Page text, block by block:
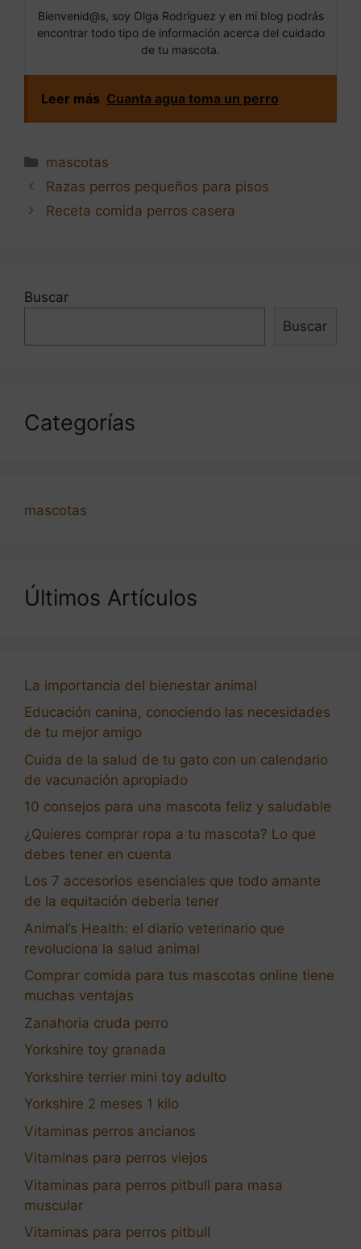
Bienvenid@s, soy Olga Rodríguez y en mi blog podrás
encontrar todo tipo de información acerca del cuidado
de tu mascota.
Leer más Cuanta agua toma un perro
Categorías
mascotas
Navegación
de
Razas perros pequeños para pisos
Receta comida perros casera
Buscar
Buscar
Categorías
mascotas
Últimos Artículos
La importancia del bienestar animal
Educación canina, conociendo las necesidades
de tu mejor amigo
Cuida de la salud de tu gato con un calendario
de vacunación apropiado
10 consejos para una mascota feliz y saludable
¿Quieres comprar ropa a tu mascota? Lo que
debes tener en cuenta
Los 7 accesorios esenciales que todo amante
de la equitación debería tener
Animal’s Health: el diario veterinario que
revoluciona la salud animal
Comprar comida para tus mascotas online tiene
muchas ventajas
Zanahoria cruda perro
Yorkshire toy granada
Yorkshire terrier mini toy adulto
Yorkshire 2 meses 1 kilo
Vitaminas perros ancianos
Vitaminas para perros viejos
Vitaminas para perros pitbull para masa
muscular
Vitaminas para perros pitbull